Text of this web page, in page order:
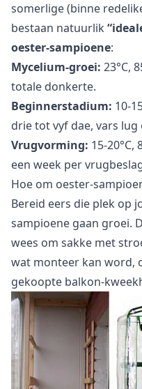
somerlige (binne
bestaan natuurlik
oester-sampioene:
Mycelium-groei: 23°C,
totale donkerte.
Beginnerstadium: 10-
drie tot vyf dae, vars lug
Vrugvorming: 15-
een week per
Hoe om oester-
Bereid eers die plek op
sampioene gaan groei.
wees om sakke met
wat monteer kan word,
gekoopte balkon-